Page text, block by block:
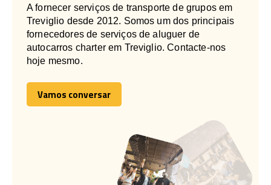
A fornecer serviços de transporte de grupos em
Treviglio desde 2012. Somos um dos principais
fornecedores de serviços de aluguer de
autocarros charter em Treviglio. Contacte-nos
hoje mesmo.
Vamos conversar
Vamos conversar